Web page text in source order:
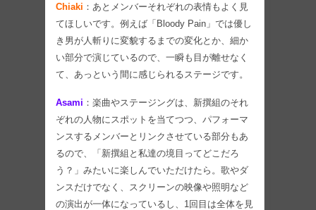
Chiaki ：あとメンバーそれぞれの表情もよく見
てほしいです。例えば「Bloody Pain」では優し
き男が人斬りに変貌するまでの変化とか、細か
い部分で演じているので、一瞬も目が離せなく
て、あっという間に感じられるステージです。
Asami ：楽曲やステージングは、新撰組のそれ
ぞれの人物にスポットを当てつつ、パフォーマ
ンスするメンバーとリンクさせている部分もあ
るので、「新撰組と私達の境目ってどこだろ
う？」みたいに楽しんでいただけたら。歌やダ
ンスだけでなく、スクリーンの映像や照明など
の演出が一体になっているし、1回目は全体を見